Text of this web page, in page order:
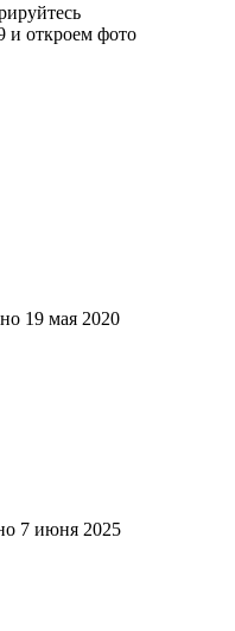
и откроем фото
19 мая 2020
7 июня 2025